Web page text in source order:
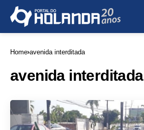
Home avenida interditada
avenida interditada